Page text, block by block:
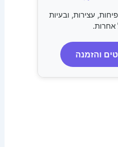
עצירות, ובעיות
אחרות.
והזמנה